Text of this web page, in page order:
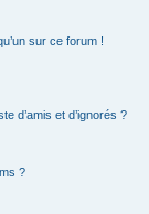
sur ce forum !
d’amis et d’ignorés ?
?